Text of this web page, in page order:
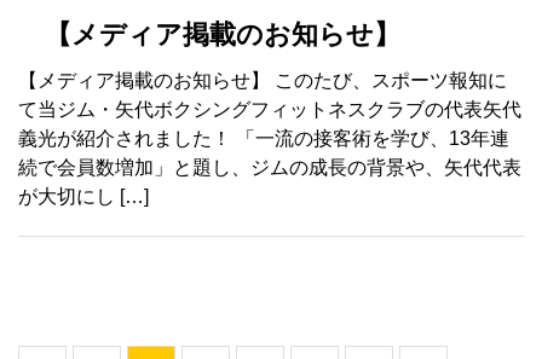
【メディア掲載のお知らせ】
【メディア掲載のお知らせ】 このたび、スポーツ報知に
て当ジム・矢代ボクシングフィットネスクラブの代表矢代
義光が紹介されました！ 「一流の接客術を学び、13年連
続で会員数増加」と題し、ジムの成長の背景や、矢代代表
が大切にし […]